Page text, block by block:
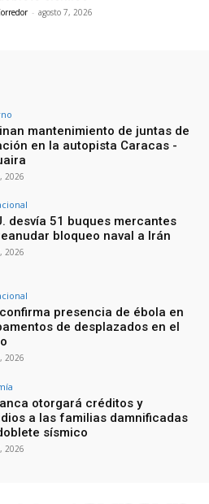
- agosto 7, 2026
mantenimiento de juntas de
en la autopista Caracas -
2026
desvía 51 buques mercantes
bloqueo naval a Irán
2026
confirma presencia de ébola en
de desplazados en el
2026
otorgará créditos y
a las familias damnificadas
sísmico
2026